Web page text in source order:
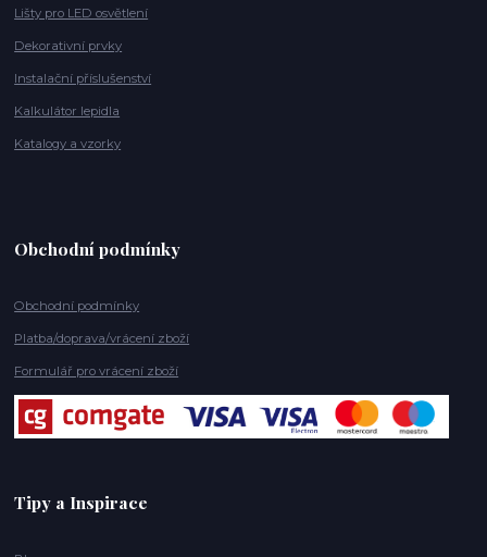
Lišty pro LED osvětlení
Dekorativní prvky
Instalační příslušenství
Kalkulátor lepidla
Katalogy a vzorky
Obchodní podmínky
Obchodní podmínky
Platba/doprava/vrácení zboží
Formulář pro vrácení zboží
Tipy a Inspirace